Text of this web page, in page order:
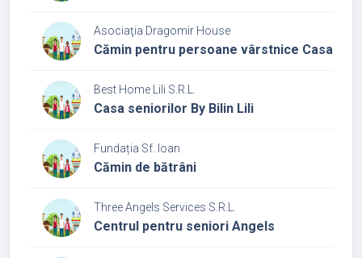
Asociaţia Dragomir House
Cămin pentru persoane vârstnice Casa
Best Home Lili S.R.L.
Casa seniorilor By Bilin Lili
Fundația Sf. Ioan
Cămin de bătrâni
Three Angels Services S.R.L.
Centrul pentru seniori Angels